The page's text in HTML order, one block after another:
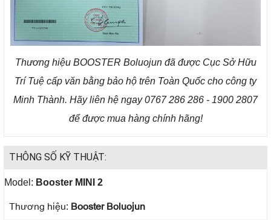
Thương hiệu BOOSTER Boluojun đã được Cục Sở Hữu
Trí Tuệ cấp văn bằng bảo hộ trên Toàn Quốc cho công ty
Minh Thành. Hãy liên hệ ngay 0767 286 286 - 1900 2807
để được mua hàng chính hãng!
THÔNG SỐ KỸ THUẬT:
Model: Booster MINI 2
Thương hiệu: Booster Boluojun